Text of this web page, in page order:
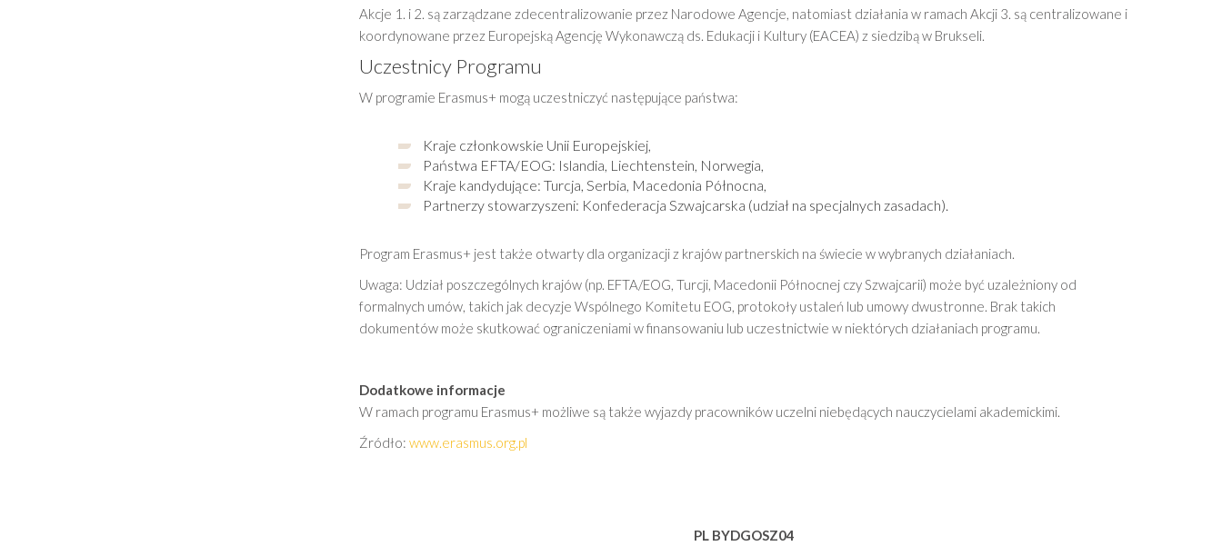
Akcje 1. i 2. są zarządzane zdecentralizowanie przez Narodowe Agencje, natomiast działania w ramach Akcji 3. są centralizowane i
koordynowane przez Europejską Agencję Wykonawczą ds. Edukacji i Kultury (EACEA) z siedzibą w Brukseli.
Uczestnicy Programu
W programie Erasmus+ mogą uczestniczyć następujące państwa:
Kraje członkowskie Unii Europejskiej,
Państwa EFTA/EOG: Islandia, Liechtenstein, Norwegia,
Kraje kandydujące: Turcja, Serbia, Macedonia Północna,
Partnerzy stowarzyszeni: Konfederacja Szwajcarska (udział na specjalnych zasadach).
Program Erasmus+ jest także otwarty dla organizacji z krajów partnerskich na świecie w wybranych działaniach.
Uwaga: Udział poszczególnych krajów (np. EFTA/EOG, Turcji, Macedonii Północnej czy Szwajcarii) może być uzależniony od
formalnych umów, takich jak decyzje Wspólnego Komitetu EOG, protokoły ustaleń lub umowy dwustronne. Brak takich
dokumentów może skutkować ograniczeniami w finansowaniu lub uczestnictwie w niektórych działaniach programu.
Dodatkowe informacje
W ramach programu Erasmus+ możliwe są także wyjazdy pracowników uczelni niebędących nauczycielami akademickimi.
Źródło: www.erasmus.org.pl
PL BYDGOSZ04